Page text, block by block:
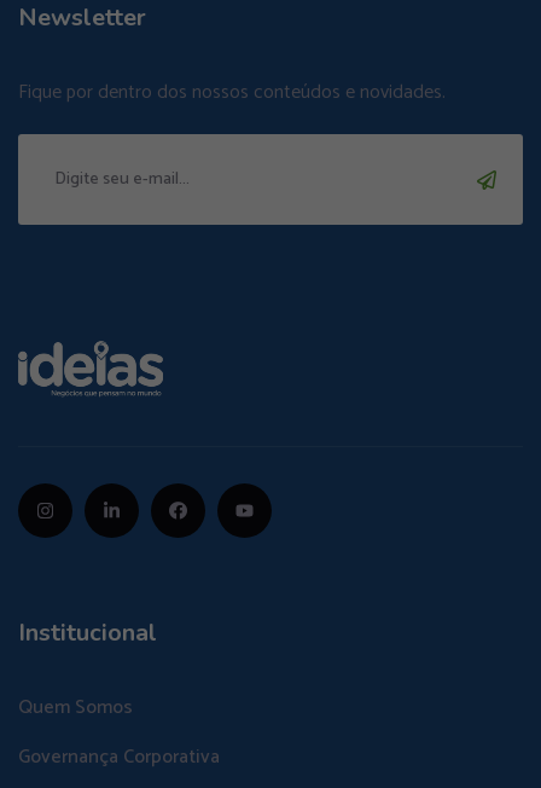
Newsletter
Fique por dentro dos nossos conteúdos e novidades.
Institucional
Quem Somos
Governança Corporativa